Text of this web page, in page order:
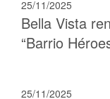
25/11/2025
Bella Vista
“Barrio
25/11/2025